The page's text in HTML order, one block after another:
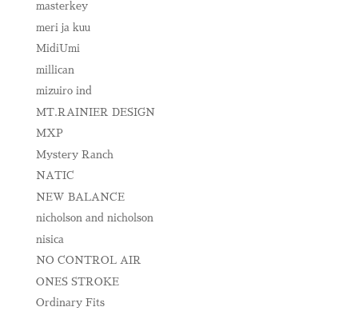
masterkey
meri ja kuu
MidiUmi
millican
mizuiro ind
MT.RAINIER DESIGN
MXP
Mystery Ranch
NATIC
NEW BALANCE
nicholson and nicholson
nisica
NO CONTROL AIR
ONES STROKE
Ordinary Fits